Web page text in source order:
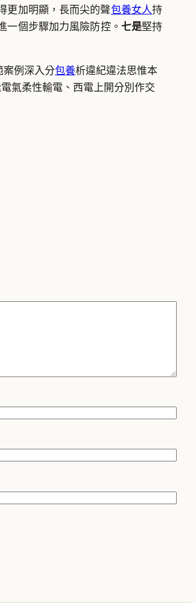
更加明顯，長而尖的聲包養女人持
一個步驟加力風險防控。 七是堅持
案例深入分包養析違紀違法思惟本
氣柔性輸電、西電上開分別作交